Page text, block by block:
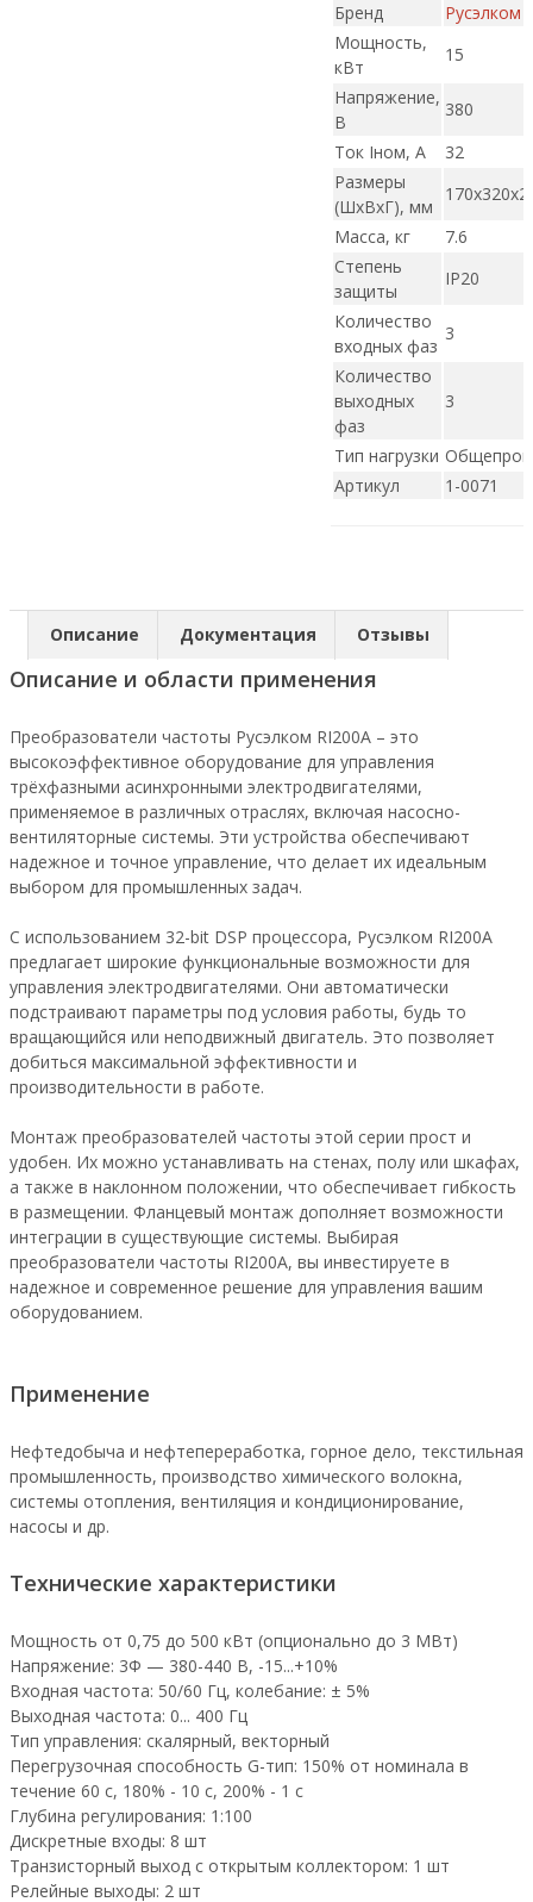
Бренд
Русэлком
Мощность,
кВт
15
Напряжение,
В
380
Ток Iном, А
32
Размеры
(ШxВxГ), мм
Масса, кг
7.6
Степень
защиты
IP20
Количество
входных фаз
3
Количество
выходных
фаз
3
Тип нагрузки Общепром
Артикул
1-0071
Описание Документация Отзывы
Описание и области применения
Преобразователи частоты Русэлком RI200А – это
высокоэффективное оборудование для управления
трёхфазными асинхронными электродвигателями,
применяемое в различных отраслях, включая насосно-
вентиляторные системы. Эти устройства обеспечивают
надежное и точное управление, что делает их идеальным
выбором для промышленных задач.
С использованием 32-bit DSP процессора, Русэлком RI200А
предлагает широкие функциональные возможности для
управления электродвигателями. Они автоматически
подстраивают параметры под условия работы, будь то
вращающийся или неподвижный двигатель. Это позволяет
добиться максимальной эффективности и
производительности в работе.
Монтаж преобразователей частоты этой серии прост и
удобен. Их можно устанавливать на стенах, полу или шкафах,
а также в наклонном положении, что обеспечивает гибкость
в размещении. Фланцевый монтаж дополняет возможности
интеграции в существующие системы. Выбирая
преобразователи частоты RI200А, вы инвестируете в
надежное и современное решение для управления вашим
оборудованием.
Применение
Нефтедобыча и нефтепереработка, горное дело, текстильная
промышленность, производство химического волокна,
системы отопления, вентиляция и кондиционирование,
насосы и др.
Технические характеристики
Мощность от 0,75 до 500 кВт (опционально до 3 МВт)
Напряжение: 3Ф — 380-440 В, -15...+10%
Входная частота: 50/60 Гц, колебание: ± 5%
Выходная частота: 0... 400 Гц
Тип управления: скалярный, векторный
Перегрузочная способность G-тип: 150% от номинала в
течение 60 с, 180% - 10 с, 200% - 1 с
Глубина регулирования: 1:100
Дискретные входы: 8 шт
Транзисторный выход с открытым коллектором: 1 шт
Релейные выходы: 2 шт